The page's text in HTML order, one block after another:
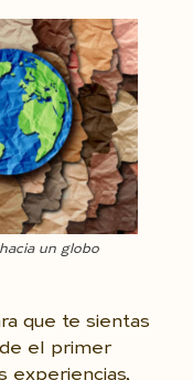
un globo
que te sientas
el primer
experiencias,